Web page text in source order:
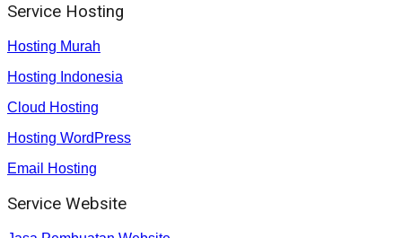
Service Hosting
Hosting Murah
Hosting Indonesia
Cloud Hosting
Hosting WordPress
Email Hosting
Service Website